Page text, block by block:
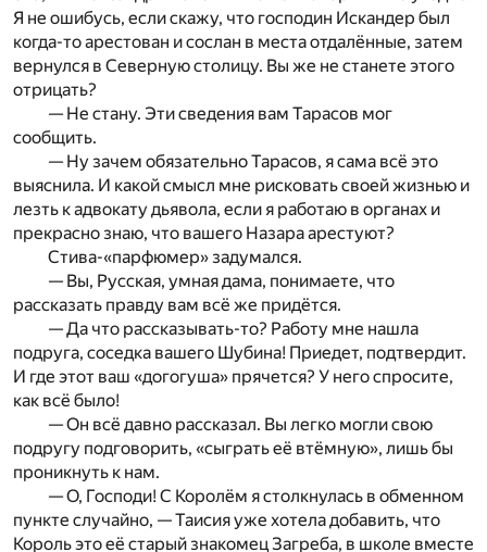
Я не ошибусь, если скажу, что господин Искандер был
когда-то арестован и сослан в места отдалённые, затем
вернулся в Северную столицу. Вы же не станете этого
отрицать?
— Не стану. Эти сведения вам Тарасов мог
сообщить.
— Ну зачем обязательно Тарасов, я сама всё это
выяснила. И какой смысл мне рисковать своей жизнью и
лезть к адвокату дьявола, если я работаю в органах и
прекрасно знаю, что вашего Назара арестуют?
Стива-«парфюмер» задумался.
— Вы, Русская, умная дама, понимаете, что
рассказать правду вам всё же придётся.
— Да что рассказывать-то? Работу мне нашла
подруга, соседка вашего Шубина! Приедет, подтвердит.
И где этот ваш «догогуша» прячется? У него спросите,
как всё было!
— Он всё давно рассказал. Вы легко могли свою
подругу подговорить, «сыграть её втёмную», лишь бы
проникнуть к нам.
— О, Господи! С Королём я столкнулась в обменном
пункте случайно, — Таисия уже хотела добавить, что
Король это её старый знакомец Загреба, в школе вместе